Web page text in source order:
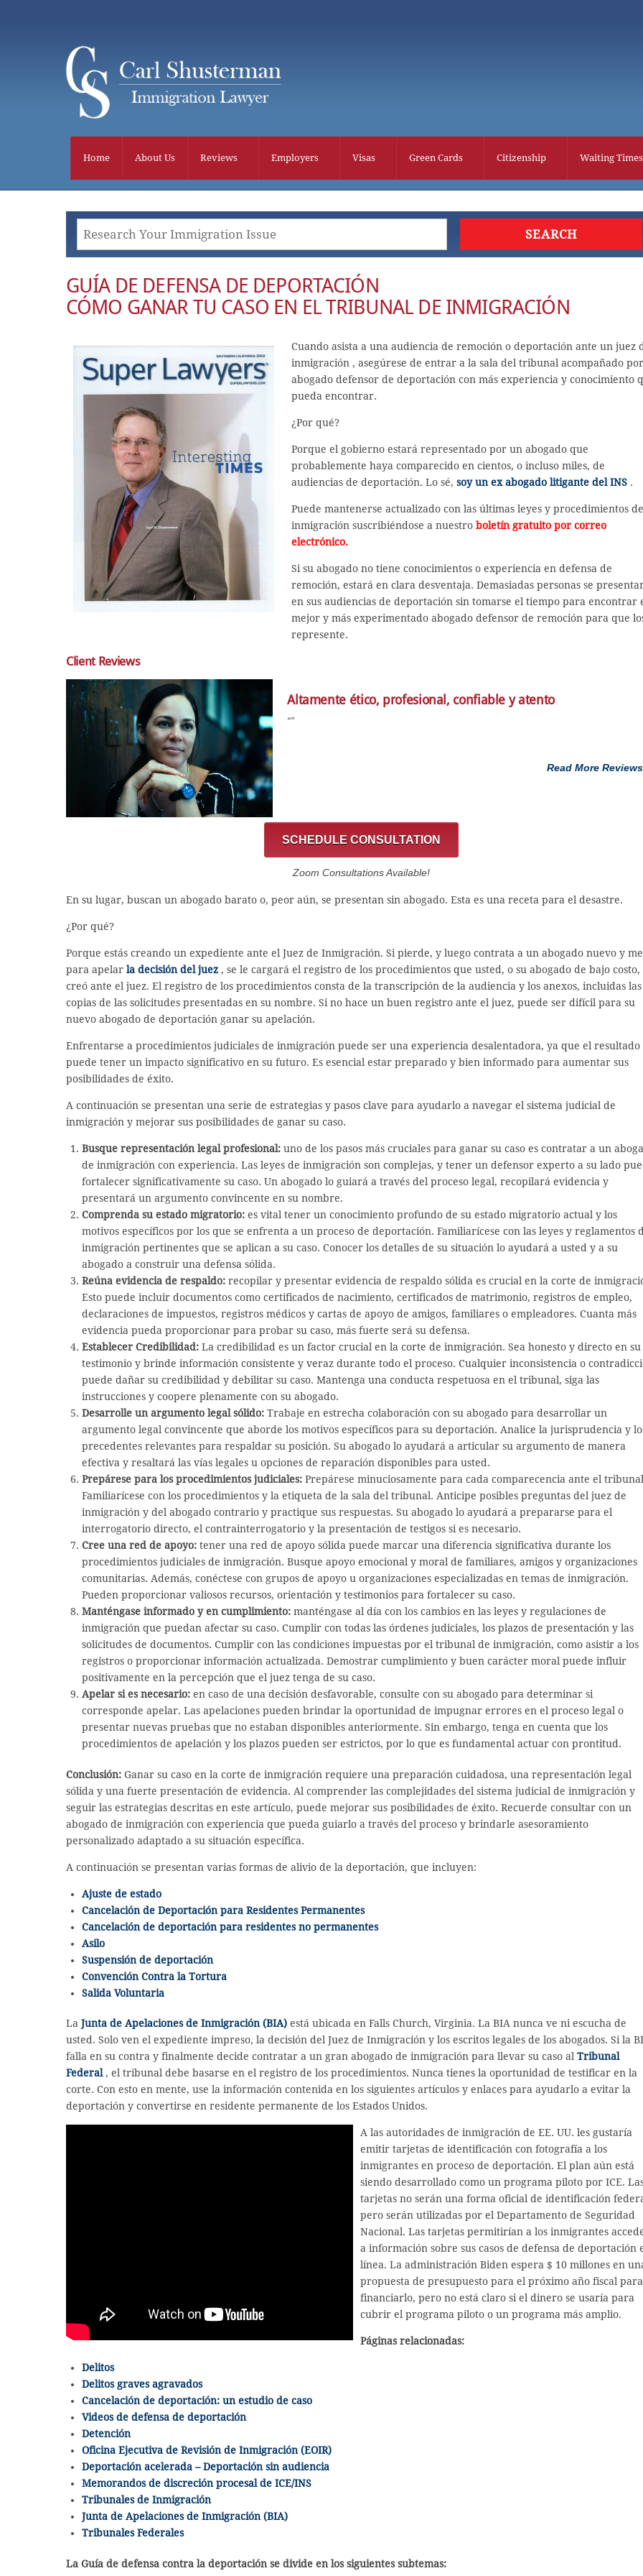
Home About Us Reviews Employers Visas Green Cards Citizenship Waiting Times
GUÍA DE DEFENSA DE DEPORTACIÓN
CÓMO GANAR TU CASO EN EL TRIBUNAL DE INMIGRACIÓN
Cuando asista a una audiencia de remoción o deportación ante un juez
inmigración , asegúrese de entrar a la sala del tribunal acompañado
abogado defensor de deportación con más experiencia y conocimiento
pueda encontrar.
¿Por qué?
Porque el gobierno estará representado por un abogado que
probablemente haya comparecido en cientos, o incluso miles, de
audiencias de deportación. Lo sé, soy un ex abogado litigante del INS .
Puede mantenerse actualizado con las últimas leyes y procedimientos de
inmigración suscribiéndose a nuestro boletín gratuito por correo
electrónico.
Si su abogado no tiene conocimientos o experiencia en defensa de
remoción, estará en clara desventaja. Demasiadas personas se
en sus audiencias de deportación sin tomarse el tiempo para encontrar
mejor y más experimentado abogado defensor de remoción para que
represente.
Client Reviews
Altamente ético, profesional, confiable y atento
“”
Read More Reviews
SCHEDULE CONSULTATION
Zoom Consultations Available!
En su lugar, buscan un abogado barato o, peor aún, se presentan sin abogado. Esta es una receta para el desastre.
¿Por qué?
Porque estás creando un expediente ante el Juez de Inmigración. Si pierde, y luego contrata a un abogado nuevo y
para apelar la decisión del juez , se le cargará el registro de los procedimientos que usted, o su abogado de bajo costo,
creó ante el juez. El registro de los procedimientos consta de la transcripción de la audiencia y los anexos, incluidas las
copias de las solicitudes presentadas en su nombre. Si no hace un buen registro ante el juez, puede ser difícil para su
nuevo abogado de deportación ganar su apelación.
Enfrentarse a procedimientos judiciales de inmigración puede ser una experiencia desalentadora, ya que el resultado
puede tener un impacto significativo en su futuro. Es esencial estar preparado y bien informado para aumentar sus
posibilidades de éxito.
A continuación se presentan una serie de estrategias y pasos clave para ayudarlo a navegar el sistema judicial de
inmigración y mejorar sus posibilidades de ganar su caso.
Busque representación legal profesional: uno de los pasos más cruciales para ganar su caso es contratar a un
de inmigración con experiencia. Las leyes de inmigración son complejas, y tener un defensor experto a su lado
fortalecer significativamente su caso. Un abogado lo guiará a través del proceso legal, recopilará evidencia y
presentará un argumento convincente en su nombre.
Comprenda su estado migratorio: es vital tener un conocimiento profundo de su estado migratorio actual y los
motivos específicos por los que se enfrenta a un proceso de deportación. Familiarícese con las leyes y reglamentos
inmigración pertinentes que se aplican a su caso. Conocer los detalles de su situación lo ayudará a usted y a su
abogado a construir una defensa sólida.
Reúna evidencia de respaldo: recopilar y presentar evidencia de respaldo sólida es crucial en la corte de
Esto puede incluir documentos como certificados de nacimiento, certificados de matrimonio, registros de empleo,
declaraciones de impuestos, registros médicos y cartas de apoyo de amigos, familiares o empleadores. Cuanta más
evidencia pueda proporcionar para probar su caso, más fuerte será su defensa.
Establecer Credibilidad: La credibilidad es un factor crucial en la corte de inmigración. Sea honesto y directo en su
testimonio y brinde información consistente y veraz durante todo el proceso. Cualquier inconsistencia o
puede dañar su credibilidad y debilitar su caso. Mantenga una conducta respetuosa en el tribunal, siga las
instrucciones y coopere plenamente con su abogado.
Desarrolle un argumento legal sólido: Trabaje en estrecha colaboración con su abogado para desarrollar un
argumento legal convincente que aborde los motivos específicos para su deportación. Analice la jurisprudencia y
precedentes relevantes para respaldar su posición. Su abogado lo ayudará a articular su argumento de manera
efectiva y resaltará las vías legales u opciones de reparación disponibles para usted.
Prepárese para los procedimientos judiciales: Prepárese minuciosamente para cada comparecencia ante el
Familiarícese con los procedimientos y la etiqueta de la sala del tribunal. Anticipe posibles preguntas del juez de
inmigración y del abogado contrario y practique sus respuestas. Su abogado lo ayudará a prepararse para el
interrogatorio directo, el contrainterrogatorio y la presentación de testigos si es necesario.
Cree una red de apoyo: tener una red de apoyo sólida puede marcar una diferencia significativa durante los
procedimientos judiciales de inmigración. Busque apoyo emocional y moral de familiares, amigos y organizaciones
comunitarias. Además, conéctese con grupos de apoyo u organizaciones especializadas en temas de inmigración.
Pueden proporcionar valiosos recursos, orientación y testimonios para fortalecer su caso.
Manténgase informado y en cumplimiento: manténgase al día con los cambios en las leyes y regulaciones de
inmigración que puedan afectar su caso. Cumplir con todas las órdenes judiciales, los plazos de presentación y las
solicitudes de documentos. Cumplir con las condiciones impuestas por el tribunal de inmigración, como asistir a los
registros o proporcionar información actualizada. Demostrar cumplimiento y buen carácter moral puede influir
positivamente en la percepción que el juez tenga de su caso.
Apelar si es necesario: en caso de una decisión desfavorable, consulte con su abogado para determinar si
corresponde apelar. Las apelaciones pueden brindar la oportunidad de impugnar errores en el proceso legal o
presentar nuevas pruebas que no estaban disponibles anteriormente. Sin embargo, tenga en cuenta que los
procedimientos de apelación y los plazos pueden ser estrictos, por lo que es fundamental actuar con prontitud.
Conclusión: Ganar su caso en la corte de inmigración requiere una preparación cuidadosa, una representación legal
sólida y una fuerte presentación de evidencia. Al comprender las complejidades del sistema judicial de inmigración y
seguir las estrategias descritas en este artículo, puede mejorar sus posibilidades de éxito. Recuerde consultar con un
abogado de inmigración con experiencia que pueda guiarlo a través del proceso y brindarle asesoramiento
personalizado adaptado a su situación específica.
A continuación se presentan varias formas de alivio de la deportación, que incluyen:
Ajuste de estado
Cancelación de Deportación para Residentes Permanentes
Cancelación de deportación para residentes no permanentes
Asilo
Suspensión de deportación
Convención Contra la Tortura
Salida Voluntaria
La Junta de Apelaciones de Inmigración (BIA) está ubicada en Falls Church, Virginia. La BIA nunca ve ni escucha de
usted. Solo ven el expediente impreso, la decisión del Juez de Inmigración y los escritos legales de los abogados. Si la
falla en su contra y finalmente decide contratar a un gran abogado de inmigración para llevar su caso al Tribunal
Federal, el tribunal debe basarse en el registro de los procedimientos. Nunca tienes la oportunidad de testificar en la
corte. Con esto en mente, use la información contenida en los siguientes artículos y enlaces para ayudarlo a evitar la
deportación y convertirse en residente permanente de los Estados Unidos.
A las autoridades de inmigración de EE. UU. les gustaría
emitir tarjetas de identificación con fotografía a los
inmigrantes en proceso de deportación. El plan aún está
siendo desarrollado como un programa piloto por ICE.
tarjetas no serán una forma oficial de identificación
pero serán utilizadas por el Departamento de Seguridad
Nacional. Las tarjetas permitirían a los inmigrantes
a información sobre sus casos de defensa de deportación
línea. La administración Biden espera $ 10 millones en
propuesta de presupuesto para el próximo año fiscal para
financiarlo, pero no está claro si el dinero se usaría para
cubrir el programa piloto o un programa más amplio.
Páginas relacionadas:
Delitos
Delitos graves agravados
Cancelación de deportación: un estudio de caso
Videos de defensa de deportación
Detención
Oficina Ejecutiva de Revisión de Inmigración (EOIR)
Deportación acelerada – Deportación sin audiencia
Memorandos de discreción procesal de ICE/INS
Tribunales de Inmigración
Junta de Apelaciones de Inmigración (BIA)
Tribunales Federales
La Guía de defensa contra la deportación se divide en los siguientes subtemas: